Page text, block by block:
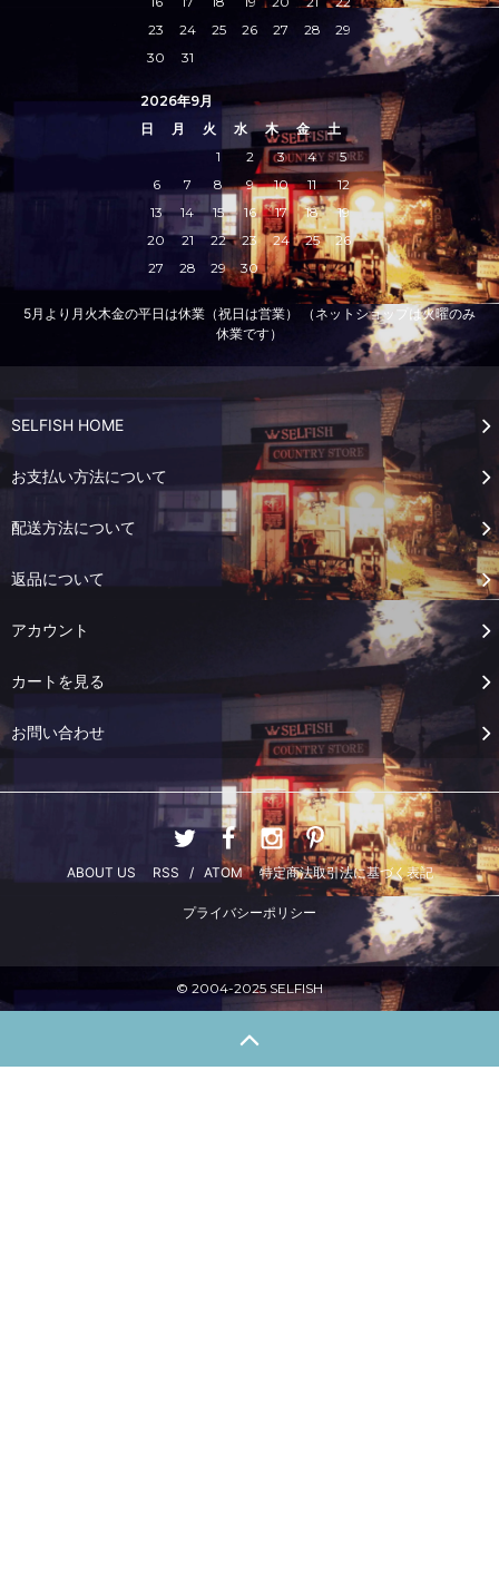
23
24 25 26 27 28
29
30
31
2026年9月
日
月 火 水 木 金
土
1
2 3 4
5
6
7 8 9 10 11
12
13
14 15 16 17 18
19
20
21 22 23 24 25
26
27
28 29 30
5月より月火木金の平日は休業（祝日は営業） （ネットショップは火曜のみ
休業です）
SELFISH HOME
お支払い方法について
配送方法について
返品について
アカウント
カートを見る
お問い合わせ
ABOUT US RSS / ATOM 特定商法取引法に基づく表記
プライバシーポリシー
© 2004-2025 SELFISH